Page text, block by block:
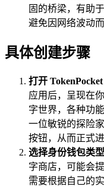
固的桥梁，有助
避免因网络波动
具体创建步骤
打开 TokenPocket
应用后，呈现在
字世界，各种功
一位敏锐的探险
按钮，从而正式
选择身份钱包类型
字商店，可能会
需要根据自己的